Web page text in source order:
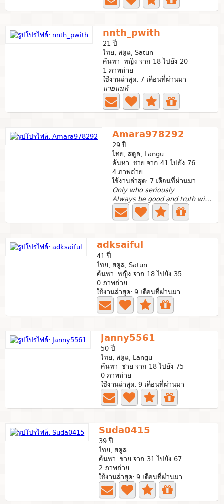
nnth_pwith
21 ปี
ไทย, สตูล, Satun
ค้นหา หญิง จาก 18 ไปยัง 20
1 ภาพถ่าย
ใช้งานล่าสุด: 7 เดือนที่ผ่านมา
นายนนท์
Amara978292
29 ปี
ไทย, สตูล, Langu
ค้นหา ชาย จาก 41 ไปยัง 76
4 ภาพถ่าย
ใช้งานล่าสุด: 7 เดือนที่ผ่านมา
Only who seriously
Always be good and truth with who you called your love
adksaiful
41 ปี
ไทย, สตูล, Satun
ค้นหา หญิง จาก 18 ไปยัง 35
0 ภาพถ่าย
ใช้งานล่าสุด: 9 เดือนที่ผ่านมา
Janny5561
50 ปี
ไทย, สตูล, Langu
ค้นหา ชาย จาก 18 ไปยัง 75
0 ภาพถ่าย
ใช้งานล่าสุด: 9 เดือนที่ผ่านมา
Suda0415
39 ปี
ไทย, สตูล
ค้นหา ชาย จาก 31 ไปยัง 67
2 ภาพถ่าย
ใช้งานล่าสุด: 9 เดือนที่ผ่านมา